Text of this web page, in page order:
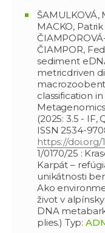
ŠAMULKOVÁ,
MACKO,
ČIAMPOR,
sediment
metricdriven
classification
(2025: 3.5 - IF,
ISSN 2534-
https://doi.org/
1/0170/25 :
Karpát –
unikátnosti
Ako
život v
DNA
plies.) Typ: